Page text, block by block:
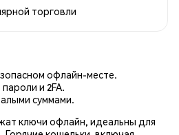
торговли
офлайн-месте.
и 2FA.
суммами.
ключи офлайн, идеальны для